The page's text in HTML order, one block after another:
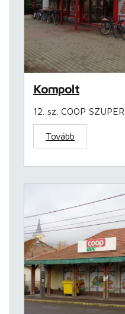
Kompolt
12. sz. COOP SZUPER...
Tovább